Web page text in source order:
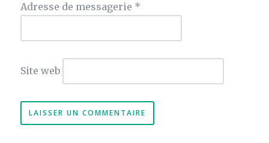
Adresse de messagerie *
Site web